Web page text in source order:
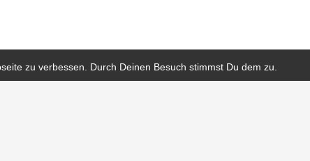
zu verbessen. Durch Deinen Besuch stimmst Du dem zu.